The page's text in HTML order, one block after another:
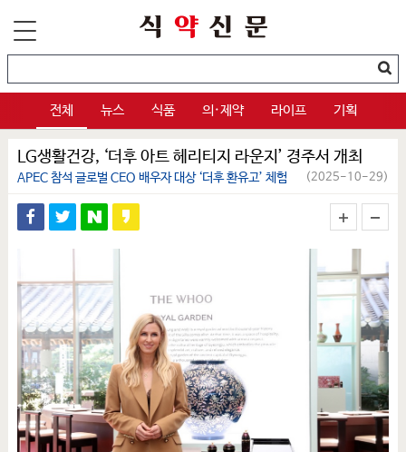
전체 뉴스 식품 의·제약 라이프 기획
LG생활건강, ‘더후 아트 헤리티지 라운지’ 경주서 개최
APEC 참석 글로벌 CEO 배우자 대상 ‘더후 환유고’ 체험 (2025-10-29)